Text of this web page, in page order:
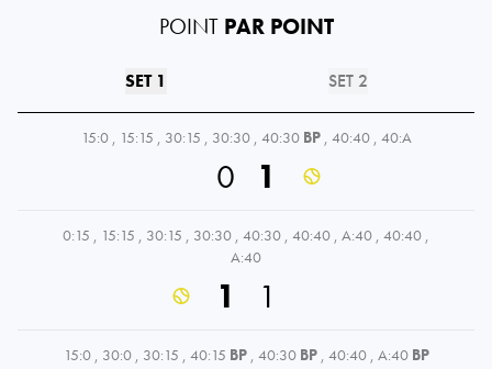
POINT PAR POINT
SET 1 SET 2
15:0 , 15:15 , 30:15 , 30:30 , 40:30 BP , 40:40 , 40:A
0 1
0:15 , 15:15 , 30:15 , 30:30 , 40:30 , 40:40 , A:40 , 40:40 ,
A:40
1 1
15:0 , 30:0 , 30:15 , 40:15 BP , 40:30 BP , 40:40 , A:40 BP